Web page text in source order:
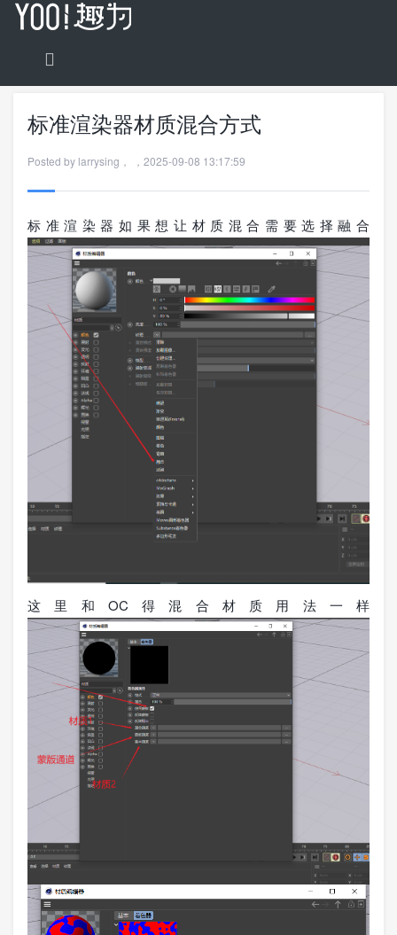
标准渲染器材质混合方式
Posted by larrysing ， ， 2025-09-08 13:17:59
标准渲染器如果想让材质混合需要选择融合
这里和OC得混合材质用法一样